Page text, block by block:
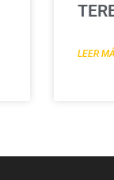
LEER